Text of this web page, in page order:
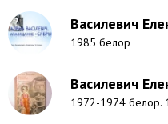
Василевич
1985 белор
Василевич
1972-1974 белор.